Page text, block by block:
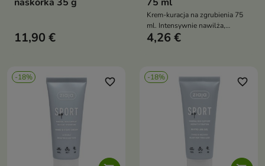
11,90 €
Krem-kuracja na zgrubienia 75
ml. Intensywnie nawilża,
regeneruje i wygładza
4,26 €
-18% favorite_border -18% favorite_border